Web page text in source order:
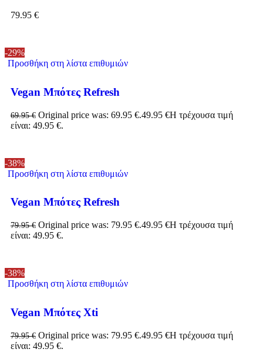
79.95 €
-29%
Προσθήκη στη λίστα επιθυμιών
Vegan Μπότες Refresh
69.95€ Original price was: 69.95 €.49.95 €Η τρέχουσα τιμή
είναι: 49.95 €.
-38%
Προσθήκη στη λίστα επιθυμιών
Vegan Μπότες Refresh
79.95€ Original price was: 79.95 €.49.95 €Η τρέχουσα τιμή
είναι: 49.95 €.
-38%
Προσθήκη στη λίστα επιθυμιών
Vegan Μπότες Xti
79.95€ Original price was: 79.95 €.49.95 €Η τρέχουσα τιμή
είναι: 49.95 €.